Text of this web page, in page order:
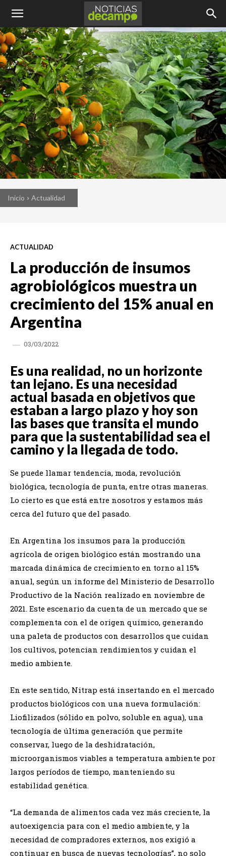
Inicio Actualidad
ACTUALIDAD
La producción de insumos
agrobiológicos muestra un
crecimiento del 15% anual en
Argentina
03/03/2022
Es una realidad, no un horizonte
tan lejano. Es una necesidad
actual basada en objetivos que
estaban a largo plazo y hoy son
las bases que transita el mundo
para que la sustentabilidad sea el
camino y la llegada de todo.
Se puede llamar tendencia, moda, revolución
biológica, tecnología de punta, entre otras maneras.
Lo cierto es que está entre nosotros y estamos más
cerca del futuro que del pasado.
En Argentina los insumos para la producción
agrícola de origen biológico están mostrando una
marcada dinámica de crecimiento en torno al 15%
anual, según un informe del Ministerio de Desarrollo
Productivo de la Nación realizado en noviembre de
2021. Este escenario da cuenta de un mercado que se
complementa con el de origen químico, generando
una paleta de productos con desarrollos que cuidan
los cultivos, potencian rendimientos y cuidan el
medio ambiente.
En este sentido, Nitrap está insertando en el mercado
productos biológicos con una nueva formulación:
Liofilizados (sólido en polvo, soluble en agua), una
tecnología de última generación que permite
conservar, luego de la deshidratación,
microorganismos viables a temperatura ambiente por
largos períodos de tiempo, manteniendo su
estabilidad genética.
“La demanda de alimentos cada vez más creciente, la
autoexigencia para con el medio ambiente, y la
necesidad de compradores externos, nos exigió a
continuar en busca de nuevas tecnologías”, no solo